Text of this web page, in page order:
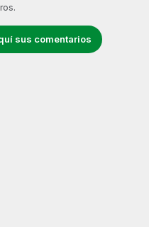
sus comentarios